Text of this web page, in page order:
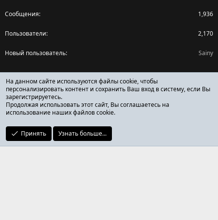
Сообщения 1,936
Пользователи 2,170
Новый пользователь Sainy
Поделиться страницей
Facebook
X (Twitter)
Reddit
ОТЗЫВЫ ОНЛАЙН ФОРУМ
На данном сайте используются файлы cookie, чтобы
персонализировать контент и сохранить Ваш вход в систему, если Вы
зарегистрируетесь.
Продолжая использовать этот сайт, Вы соглашаетесь на
использование наших файлов cookie.
Принять Узнать больше...